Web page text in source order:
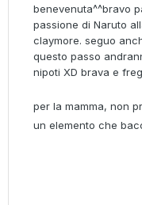
benevenuta^^bravo
passione di Naruto
claymore. seguo
questo passo
nipoti XD brava e
per la mamma, non
un elemento che